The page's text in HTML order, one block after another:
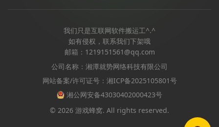
我们只是互联网软件搬运工^.^
如有侵权，联系我们下架哦
邮箱：1219151561@qq.com
公司名称：湘潭就势网络科技有限公司
网站备案/许可证号：湘ICP备2025105801号
湘公网安备43030402000423号
© 2026 游戏蜂窝. All rights reserved.